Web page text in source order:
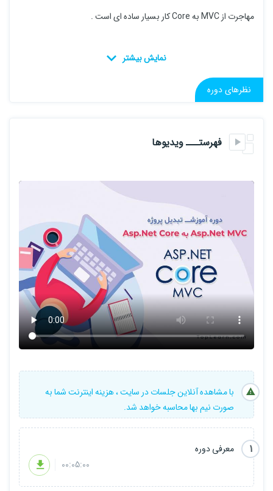
مهاجرت از MVC به Core کار بسیار ساده ای است .
نظرهای دوره
فهرستـــ ویدیوها
با مشاهده آنلاین جلسات در سایت ، هزینه اینترنت شما به
صورت نیم بها محاسبه خواهد شد.
1
معرفی دوره
00:05:00